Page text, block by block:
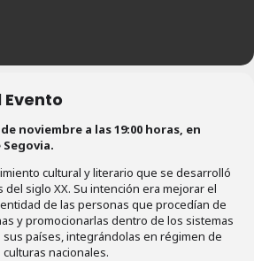
noviembre a las 19:00 horas, en
cultural y literario que se desarrolló
del siglo XX. Su intención era mejorar el
de las personas que procedían de
y promocionarlas dentro de los sistemas
países, integrándolas en régimen de
nacionales.